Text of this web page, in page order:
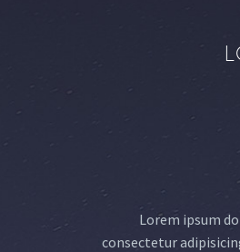
Lorem ipsum
consectetur